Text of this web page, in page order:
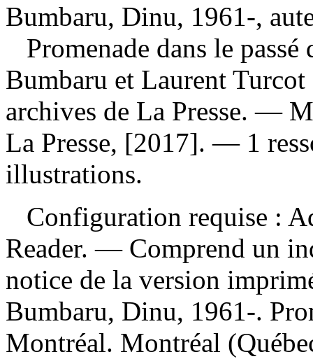
Bumbaru, Dinu, 1961-,
Promenade dans le
Bumbaru et Laurent
archives de La Presse. —
La Presse, [2017]. — 1
illustrations.
Configuration requise :
Reader. — Comprend un
notice de la version
Bumbaru, Dinu, 1961-.
Montréal. Montréal